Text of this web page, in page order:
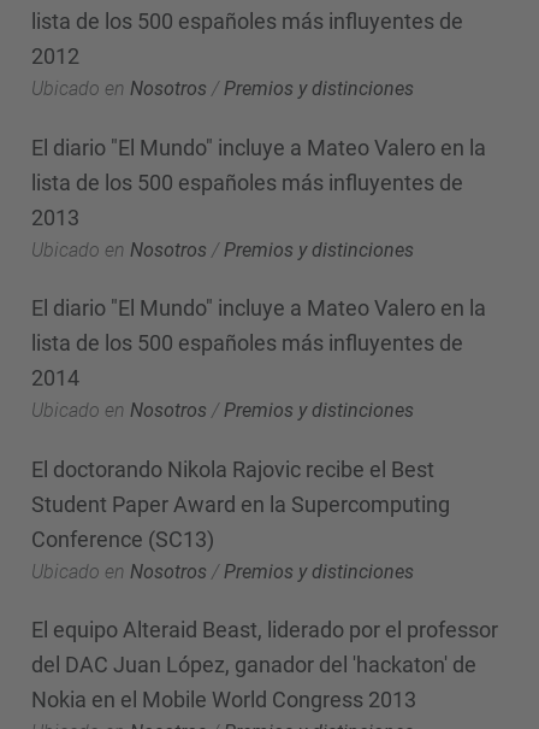
lista de los 500 españoles más influyentes de
2012
Ubicado en Nosotros /Premios y distinciones
El diario "El Mundo" incluye a Mateo Valero en la
lista de los 500 españoles más influyentes de
2013
Ubicado en Nosotros / Premios y distinciones
El diario "El Mundo" incluye a Mateo Valero en la
lista de los 500 españoles más influyentes de
2014
Ubicado en Nosotros /Premios y distinciones
El doctorando Nikola Rajovic recibe el Best
Student Paper Award en la Supercomputing
Conference (SC13)
Ubicado en Nosotros / Premios y distinciones
El equipo Alteraid Beast, liderado por el professor
del DAC Juan López, ganador del 'hackaton' de
Nokia en el Mobile World Congress 2013